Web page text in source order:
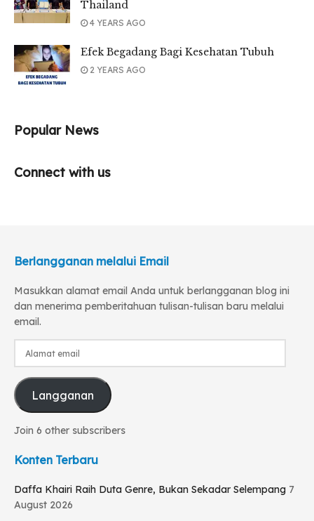
e. Mengembangkan persatuan Indonesia atas dasar
Bhinneka Tunggal Ika.
4. Nilai-nilai Pancasila pada Sila ke-4 (Kerakyatan yang
konsensus atau kata mufakat diliputi dengan semangat
5. Nilai-nilai Pancasila pada Sila ke-5 (Keadilan Sosial bagi
Seluruh Rakyat Indonesia)
a. Bersikap adil terhadap sesama.
b. Menghormati hak-hak orang lain.
d. Menghargai orang lain.
e. Melakukan pekerjaan yang berguna bagi kepentingan
umum dan bersama.
Thailand
4 YEARS AGO
Efek Begadang Bagi Kesehatan Tubuh
2 YEARS AGO
Popular News
Connect with us
Berlangganan melalui Email
Masukkan alamat email Anda untuk berlangganan blog ini
dan menerima pemberitahuan tulisan-tulisan baru melalui
email.
Langganan
Join 6 other subscribers
Konten Terbaru
Daffa Khairi Raih Duta Genre, Bukan Sekadar Selempang 7
August 2026